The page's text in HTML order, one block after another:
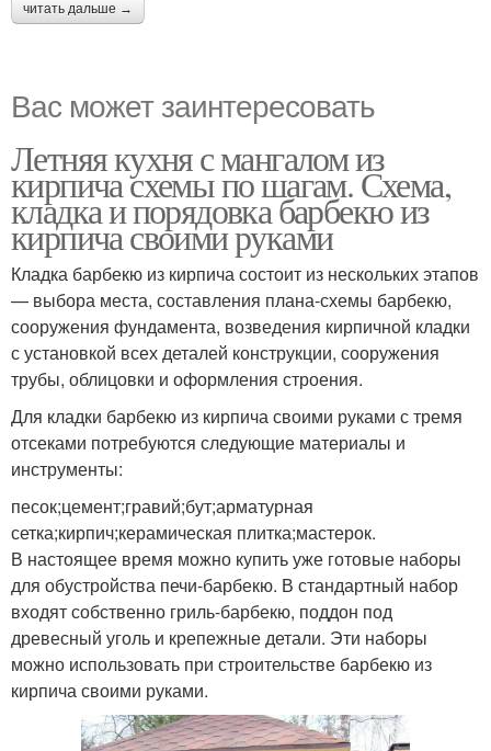
читать дальше →
Вас может заинтересовать
Летняя кухня с мангалом из
кирпича схемы по шагам. Схема,
кладка и порядовка барбекю из
кирпича своими руками
Кладка барбекю из кирпича состоит из нескольких этапов
— выбора места, составления плана-схемы барбекю,
сооружения фундамента, возведения кирпичной кладки
с установкой всех деталей конструкции, сооружения
трубы, облицовки и оформления строения.
Для кладки барбекю из кирпича своими руками с тремя
отсеками потребуются следующие материалы и
инструменты:
песок;цемент;гравий;бут;арматурная
сетка;кирпич;керамическая плитка;мастерок.
В настоящее время можно купить уже готовые наборы
для обустройства печи-барбекю. В стандартный набор
входят собственно гриль-барбекю, поддон под
древесный уголь и крепежные детали. Эти наборы
можно использовать при строительстве барбекю из
кирпича своими руками.